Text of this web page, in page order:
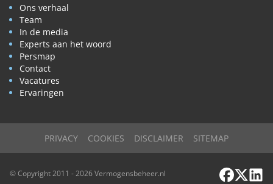
Ons verhaal
Team
In de media
Experts aan het woord
Persmap
Contact
Vacatures
Ervaringen
PRIVACY COOKIES DISCLAIMER SITEMAP
© Copyright 2011 - 2026 Vermogensbeheer.nl Facebook
X /